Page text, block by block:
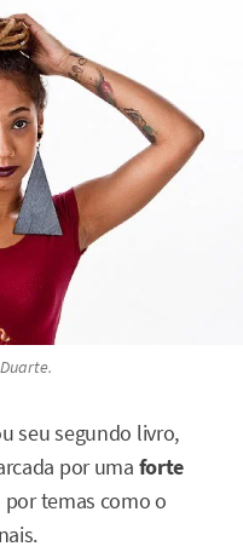
seu segundo livro,
por uma forte
temas como o